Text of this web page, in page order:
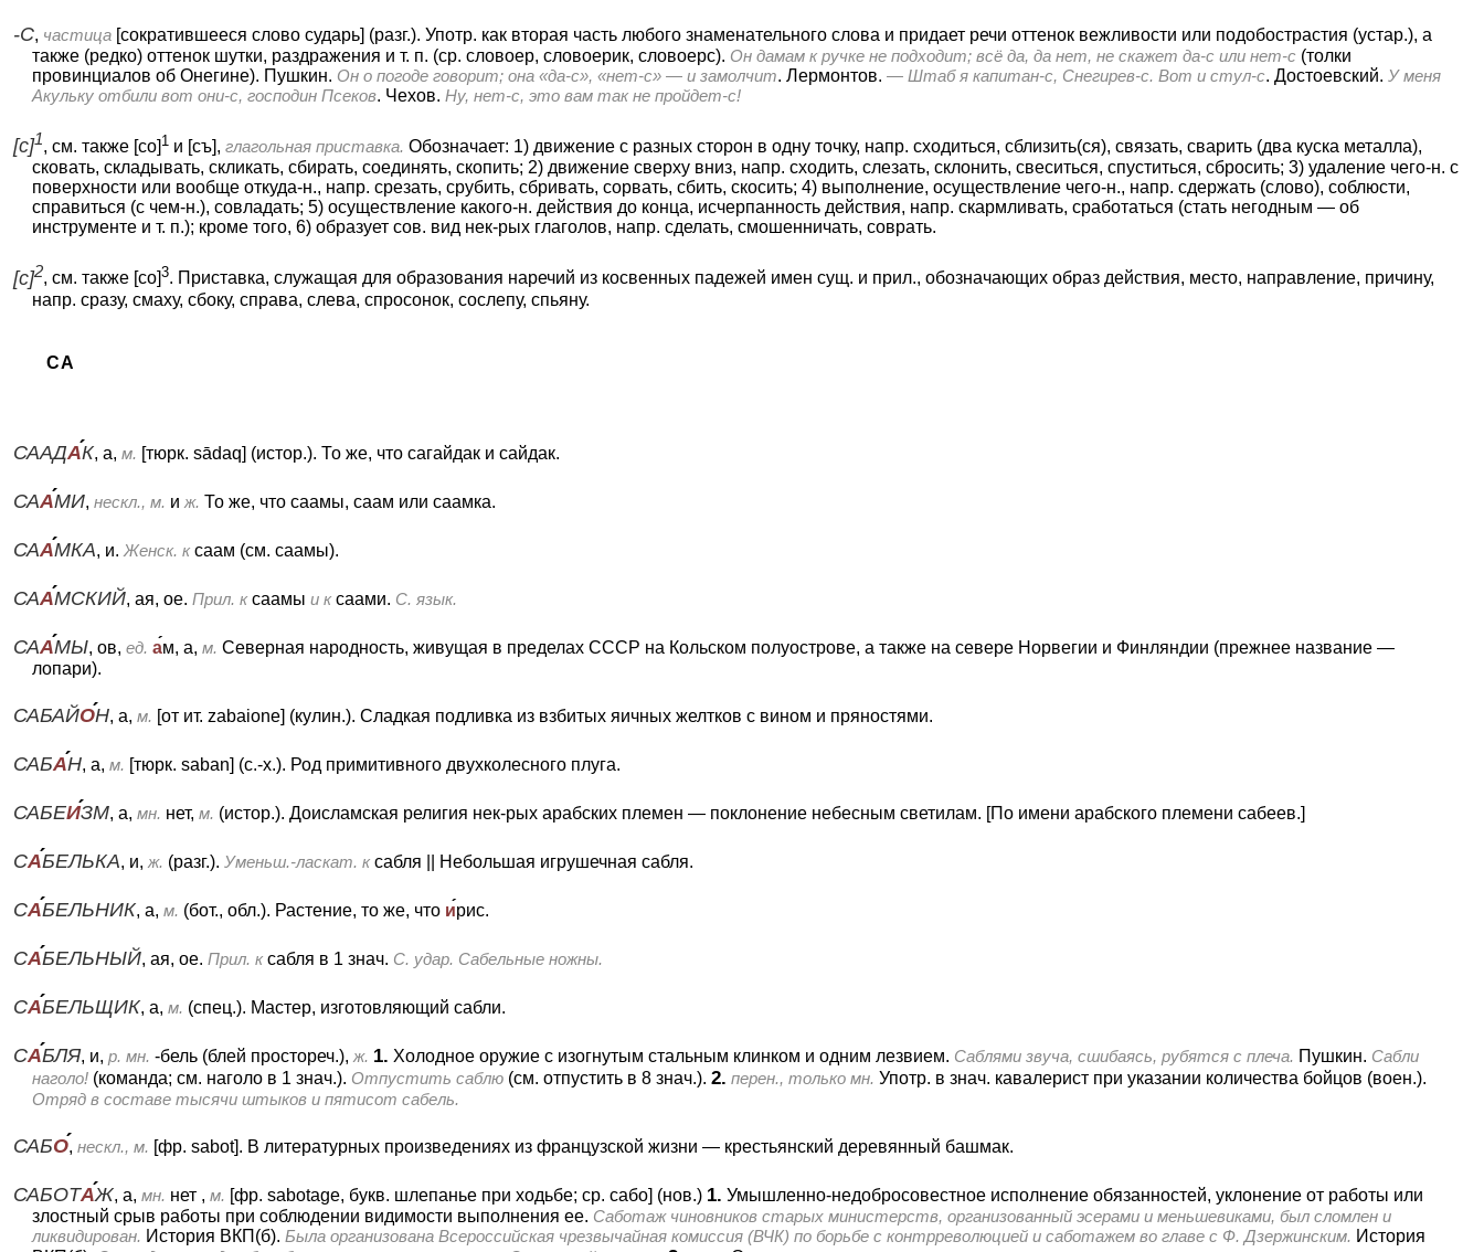
-С, частица [сократившееся слово сударь] (разг.). Употр. как вторая часть любого знаменательного слова и придает речи оттенок вежливости или подобострастия (устар.), а
также (редко) оттенок шутки, раздражения и т. п. (ср. словоер, словоерик, словоерс). Он дамам к ручке не подходит; всё да, да нет, не скажет да-с или нет-с (толки
провинциалов об Онегине). Пушкин. Он о погоде говорит; она «да-с», «нет-с» — и замолчит. Лермонтов. — Штаб я капитан-с, Снегирев-с. Вот и стул-с. Достоевский. У меня
Акульку отбили вот они-с, господин Псеков. Чехов. Ну, нет-с, это вам так не пройдет-с!
[с]1, см. также [со] 1 и [съ], глагольная приставка. Обозначает: 1) движение с разных сторон в одну точку, напр. сходиться, сблизить(ся), связать, сварить (два куска металла),
сковать, складывать, скликать, сбирать, соединять, скопить; 2) движение сверху вниз, напр. сходить, слезать, склонить, свеситься, спуститься, сбросить; 3) удаление чего-н. с
поверхности или вообще откуда-н., напр. срезать, срубить, сбривать, сорвать, сбить, скосить; 4) выполнение, осуществление чего-н., напр. сдержать (слово), соблюсти,
справиться (с чем-н.), совладать; 5) осуществление какого-н. действия до конца, исчерпанность действия, напр. скармливать, сработаться (стать негодным — об
инструменте и т. п.); кроме того, 6) образует сов. вид нек-рых глаголов, напр. сделать, смошенничать, соврать.
[с]2, см. также [со] 3. Приставка, служащая для образования наречий из косвенных падежей имен сущ. и прил., обозначающих образ действия, место, направление, причину,
напр. сразу, смаху, сбоку, справа, слева, спросонок, сослепу, спьяну.
СА
СААДАК, а, м. [тюрк. sādaq] (истор.). То же, что сагайдак и сайдак.
СААМИ, нескл., м. и ж. То же, что саамы, саам или саамка.
СААМКА, и. Женск. к саам (см. саамы).
СААМСКИЙ, ая, ое. Прил. к саамы и к саами. С. язык.
СААМЫ, ов, ед. ам, а, м. Северная народность, живущая в пределах СССР на Кольском полуострове, а также на севере Норвегии и Финляндии (прежнее название —
лопари).
САБАЙОН, а, м. [от ит. zabaione] (кулин.). Сладкая подливка из взбитых яичных желтков с вином и пряностями.
САБАН, а, м. [тюрк. saban] (с.-х.). Род примитивного двухколесного плуга.
САБЕИЗМ, а, мн. нет, м. (истор.). Доисламская религия нек-рых арабских племен — поклонение небесным светилам. [По имени арабского племени сабеев.]
САБЕЛЬКА, и, ж. (разг.). Уменьш.-ласкат. к сабля Небольшая игрушечная сабля.
САБЕЛЬНИК, а, м. (бот., обл.). Растение, то же, что ирис.
САБЕЛЬНЫЙ, ая, ое. Прил. к сабля в 1 знач. С. удар. Сабельные ножны.
САБЕЛЬЩИК, а, м. (спец.). Мастер, изготовляющий сабли.
САБЛЯ, и, р. мн. -бель (блей простореч.), ж. 1. Холодное оружие с изогнутым стальным клинком и одним лезвием. Саблями звуча, сшибаясь, рубятся с плеча. Пушкин. Сабли
наголо! (команда; см. наголо в 1 знач.). Отпустить саблю (см. отпустить в 8 знач.). 2. перен., только мн. Употр. в знач. кавалерист при указании количества бойцов (воен.).
Отряд в составе тысячи штыков и пятисот сабель.
САБО, нескл., м. [фр. sabot]. В литературных произведениях из французской жизни — крестьянский деревянный башмак.
САБОТАЖ, а, мн. нет , м. [фр. sabotage, букв. шлепанье при ходьбе; ср. сабо] (нов.) 1. Умышленно-недобросовестное исполнение обязанностей, уклонение от работы или
злостный срыв работы при соблюдении видимости выполнения ее. Саботаж чиновников старых министерств, организованный эсерами и меньшевиками, был сломлен и
ликвидирован. История ВКП(б). Была организована Всероссийская чрезвычайная комиссия (ВЧК) по борьбе с контрреволюцией и саботажем во главе с Ф. Дзержинским. История